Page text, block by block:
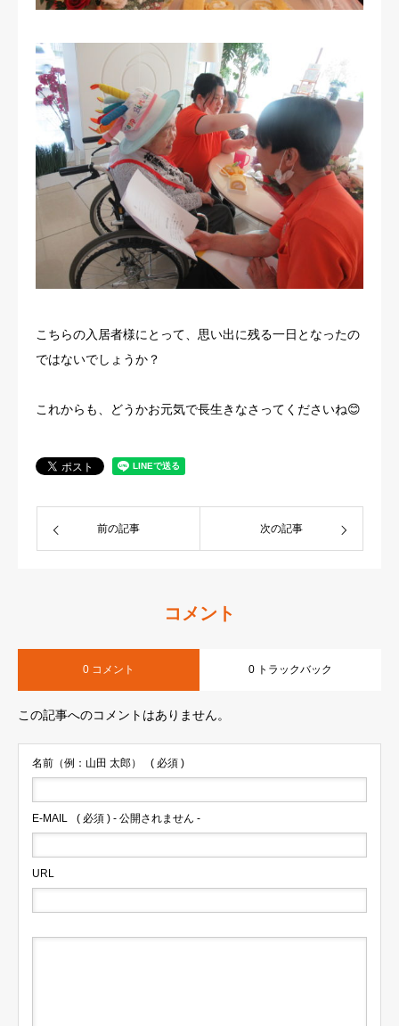
こちらの入居者様にとって、思い出に残る一日となったの
ではないでしょうか？
これからも、どうかお元気で長生きなさってくださいね😊
前の記事 次の記事
コメント
0 コメント 0 トラックバック
この記事へのコメントはありません。
名前（例：山田 太郎） ( 必須 )
E-MAIL ( 必須 ) - 公開されません -
URL